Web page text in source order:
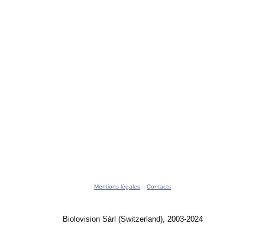
Mentions légales Contacts
Biolovision Sàrl (Switzerland), 2003-2024